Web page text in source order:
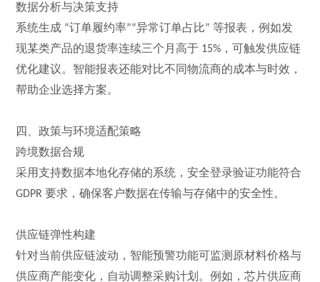
数据分析与决策支持
系统生成 “订单履约率”“异常订单占比” 等报表，例如发
现某类产品的退货率连续三个月高于 15% ，可触发供应链
优化建议。智能报表还能对比不同物流商的成本与时效，
帮助企业选择方案。
四、政策与环境适配策略
跨境数据合规
采用支持数据本地化存储的系统，安全登录验证功能符合
GDPR要求，确保客户数据在传输与存储中的安全性。
供应链弹性构建
针对当前供应链波动，智能预警功能可监测原材料价格与
供应商产能变化，自动调整采购计划。例如，芯片供应商